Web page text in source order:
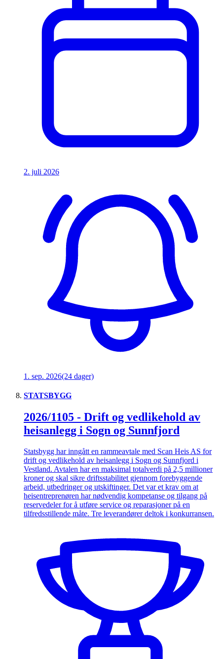
2. juli 2026
1. sep. 2026(24 dager)
STATSBYGG
2026/1105 - Drift og vedlikehold av
heisanlegg i Sogn og Sunnfjord
Statsbygg har inngått en rammeavtale med Scan Heis AS for
drift og vedlikehold av heisanlegg i Sogn og Sunnfjord i
Vestland. Avtalen har en maksimal totalverdi på 2,5 millioner
kroner og skal sikre driftsstabilitet gjennom forebyggende
arbeid, utbedringer og utskiftinger. Det var et krav om at
heisentreprenøren har nødvendig kompetanse og tilgang på
reservedeler for å utføre service og reparasjoner på en
tilfredsstillende måte. Tre leverandører deltok i konkurransen.